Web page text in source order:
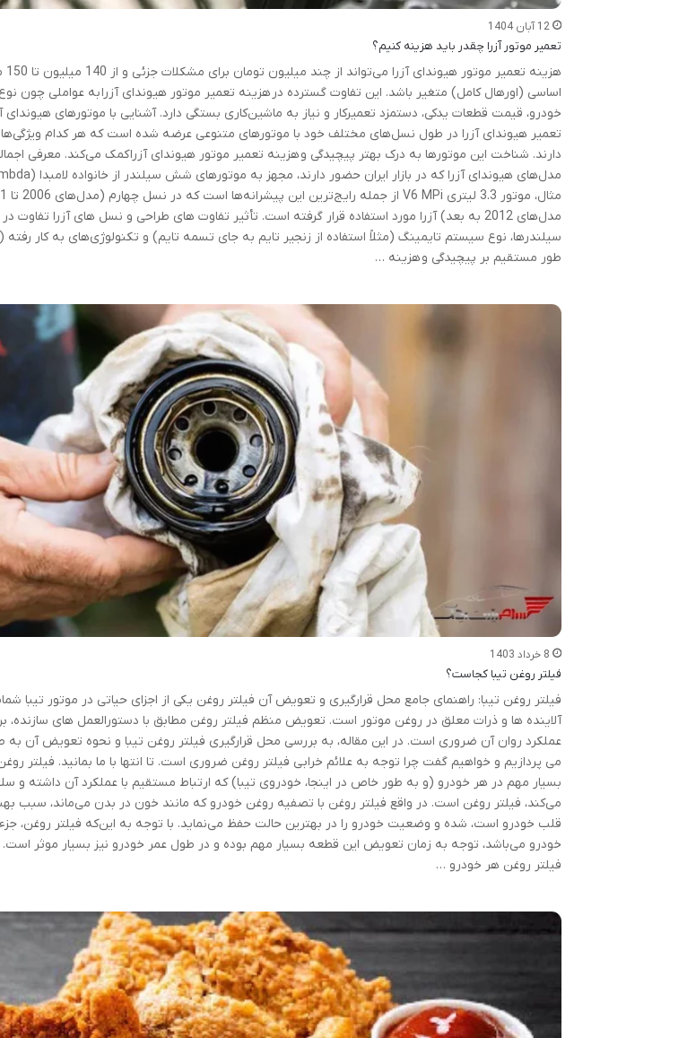
12 آبان 1404
تعمیر موتور آزرا چقدر باید هزینه کنیم؟
اساسی (اورهال کامل) متغیر باشد. این تفاوت گسترده در هزینه تعمیر موتور هیوندای آزرا به عواملی چون
خودرو، قیمت قطعات یدکی، دستمزد تعمیرکار و نیاز به ماشین‌کاری بستگی دارد. آشنایی با موتورهای هیوندای
تعمیر هیوندای آزرا در طول نسل‌های مختلف خود با موتورهای متنوعی عرضه شده است که هر کدام
دارند. شناخت این موتورها به درک بهتر پیچیدگی و هزینه تعمیر موتور هیوندای آزرا کمک می‌کند. معرفی
مدل‌های 2012 به بعد) آزرا مورد استفاده قرار گرفته است. تأثیر تفاوت‌ های طراحی و نسل‌ های آزرا تفاوت
طور مستقیم بر پیچیدگی و هزینه …
8 خرداد 1403
فیلتر روغن تیبا کجاست؟
فیلتر روغن تیبا: راهنمای جامع محل قرارگیری و تعویض آن فیلتر روغن یکی از اجزای حیاتی در موتور
آلاینده ها و ذرات معلق در روغن موتور است. تعویض منظم فیلتر روغن مطابق با دستورالعمل های سازنده،
عملکرد روان آن ضروری است. در این مقاله، به بررسی محل قرارگیری فیلتر روغن تیبا و نحوه تعویض آن به
می پردازیم و خواهیم گفت چرا توجه به علائم خرابی فیلتر روغن ضروری است. تا انتها با ما بمانید. فیلتر
بسیار مهم در هر خودرو (و به طور خاص در اینجا، خودروی تیبا) که ارتباط مستقیم با عملکرد آن داشته و
می‌کند، فیلتر روغن است. در واقع فیلتر روغن با تصفیه روغن خودرو که مانند خون در بدن می‌ماند، سبب
قلب خودرو است، شده و وضعیت خودرو را در بهترین حالت حفظ می‌نماید. با توجه به این‌که فیلتر روغن،
خودرو می‌باشد، توجه به زمان تعویض این قطعه بسیار مهم بوده و در طول عمر خودرو نیز بسیار موثر است.
فیلتر روغن هر خودرو …